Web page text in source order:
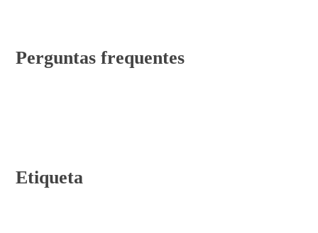
Perguntas frequentes
Etiqueta